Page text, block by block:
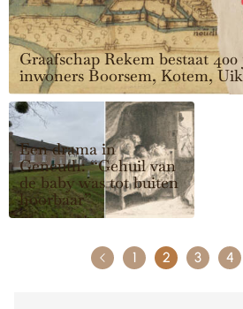
Graafschap Rekem bestaat
inwoners Boorsem, Kotem,
Een drama in
Geneuth: “Gehuil van
de baby was tot buiten
hoorbaar”
1 2 3 4